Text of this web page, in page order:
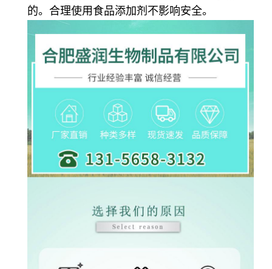
的。合理使用食品添加剂不影响安全。